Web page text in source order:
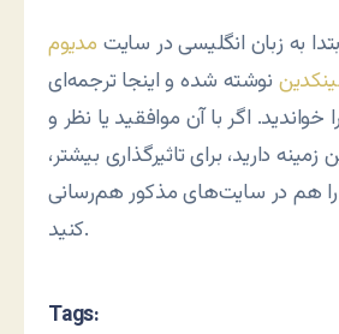
به زبان انگلیسی در سایت مدیوم
نوشته شده و اینجا ترجمه‌ای
اگر با آن موافقید یا نظر و
زمینه دارید، برای تاثیرگذاری بیشتر،
هم در سایت‌های مذکور هم‌رسانی
کنید.
Tags: